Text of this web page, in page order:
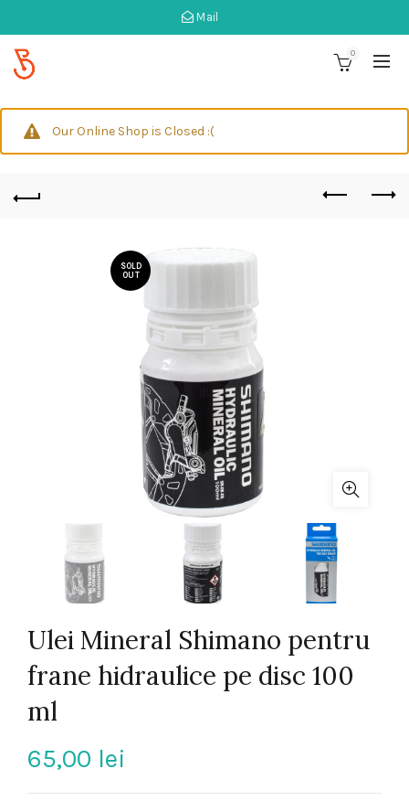
Mail
0
Our Online Shop is Closed :(
SOLD
OUT
Ulei Mineral Shimano pentru
frane hidraulice pe disc 100
ml
65,00 lei